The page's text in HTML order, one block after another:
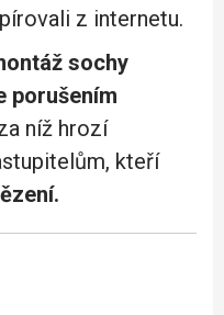
z internetu.
sochy
porušením
níž hrozí
kteří